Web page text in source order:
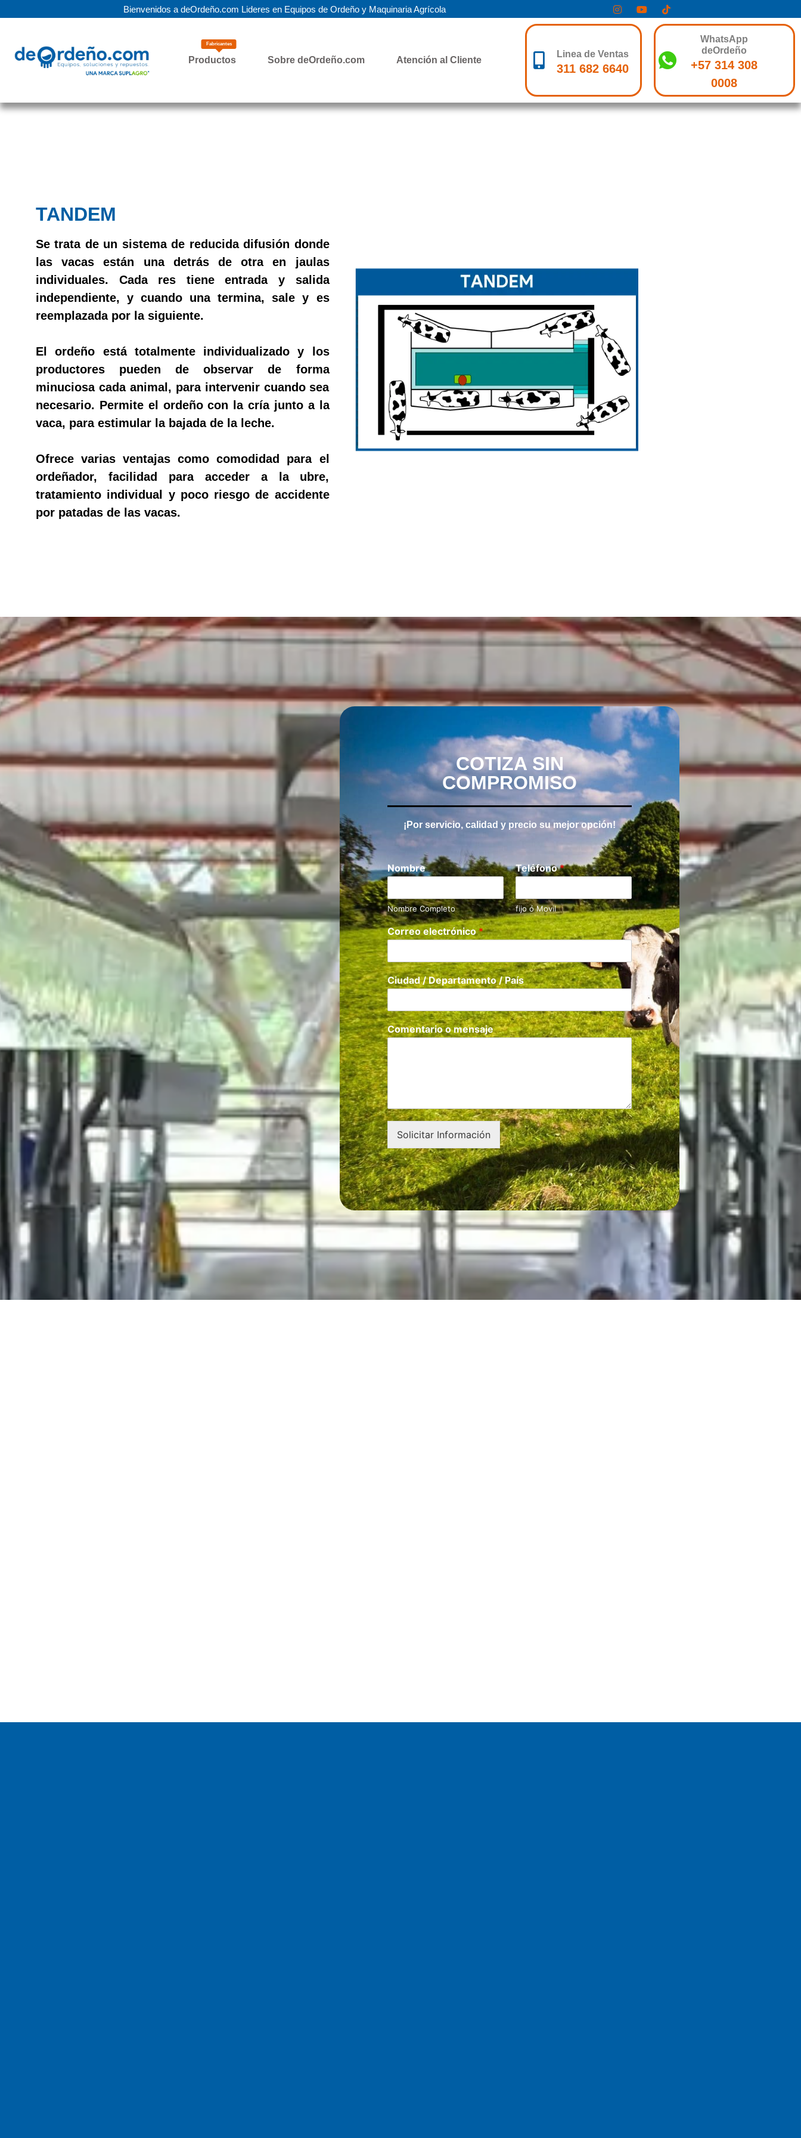
Bienvenidos a deOrdeño.com Lideres en Equipos de Ordeño y Maquinaria Agrícola
Fabricantes
Productos Sobre deOrdeño.com Atención al Cliente
Linea de Ventas
311 682 6640
WhatsApp
deOrdeño
+57 314 308
0008
TANDEM
Se trata de un sistema de reducida difusión donde
las vacas están una detrás de otra en jaulas
individuales. Cada res tiene entrada y salida
independiente, y cuando una termina, sale y es
reemplazada por la siguiente.
El ordeño está totalmente individualizado y los
productores pueden de observar de forma
minuciosa cada animal, para intervenir cuando sea
necesario. Permite el ordeño con la cría junto a la
vaca, para estimular la bajada de la leche.
Ofrece varias ventajas como comodidad para el
ordeñador, facilidad para acceder a la ubre,
tratamiento individual y poco riesgo de accidente
por patadas de las vacas.
COTIZA SIN
COMPROMISO
¡Por servicio, calidad y precio su mejor opción!
Nombre
Nombre Completo
Teléfono*
fijo ó Movil
Correo electrónico*
Ciudad / Departamento / País
Comentario o mensaje
Solicitar Información